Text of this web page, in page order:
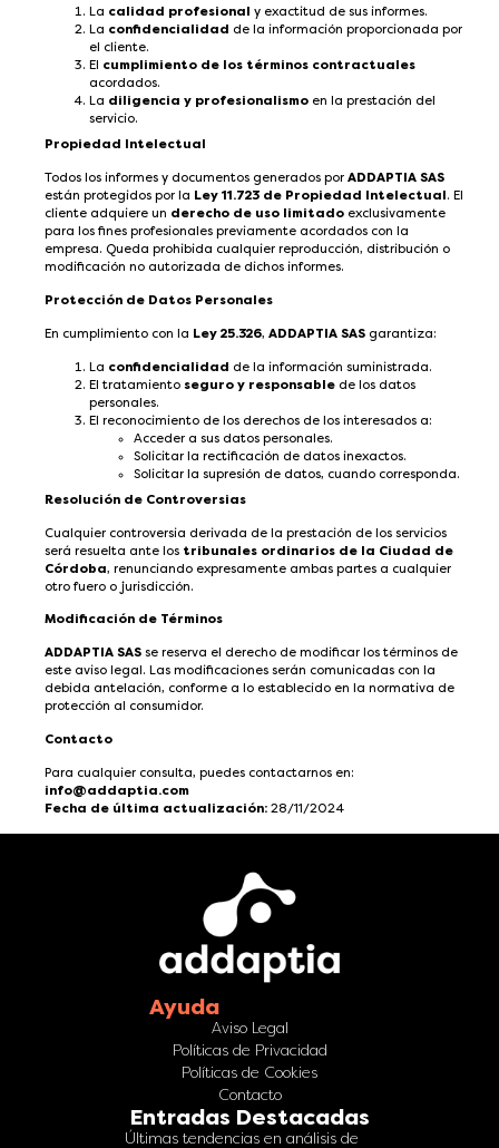
La calidad profesional
y exactitud de sus informes.
La confidencialidad de la información proporcionada por
el cliente.
El cumplimiento de los términos contractuales
acordados.
La diligencia y profesionalismo en la prestación del
servicio.
Propiedad Intelectual
Todos los informes y documentos generados porADDAPTIA SAS
están protegidos por la Ley 11.723 de Propiedad Intelectual . El
cliente adquiere un derecho de uso limitado exclusivamente
para los fines profesionales previamente acordados con la
empresa. Queda prohibida cualquier reproducción, distribución o
modificación no autorizada de dichos informes.
Protección de Datos Personales
En cumplimiento con la Ley 25.326,ADDAPTIA SAS garantiza:
La confidencialidad de la información suministrada.
El tratamientoseguro y responsable de los datos
personales.
El reconocimiento de los derechos de los interesados a:
Acceder a sus datos personales.
Solicitar la rectificación de datos inexactos.
Solicitar la supresión de datos, cuando corresponda.
Resolución de Controversias
Cualquier controversia derivada de la prestación de los servicios
será resuelta ante los tribunales ordinarios de la Ciudad de
Córdoba, renunciando expresamente ambas partes a cualquier
otro fuero o jurisdicción.
Modificación de Términos
ADDAPTIA SAS se reserva el derecho de modificar los términos de
este aviso legal. Las modificaciones serán comunicadas con la
debida antelación, conforme a lo establecido en la normativa de
protección al consumidor.
Contacto
Para cualquier consulta, puedes contactarnos en:
info@addaptia.com
Fecha de última actualización: 28/11/2024
Ayuda
Aviso Legal
Políticas de Privacidad
Políticas de Cookies
Contacto
Entradas Destacadas
Últimas tendencias en análisis de